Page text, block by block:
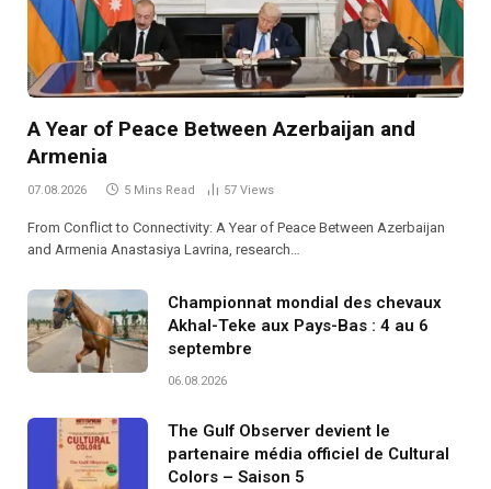
A Year of Peace Between Azerbaijan and
Armenia
07.08.2026 5 Mins Read 57 Views
From Conflict to Connectivity: A Year of Peace Between Azerbaijan
and Armenia Anastasiya Lavrina, research…
Championnat mondial des chevaux
Akhal-Teke aux Pays-Bas : 4 au 6
septembre
06.08.2026
The Gulf Observer devient le
partenaire média officiel de Cultural
Colors – Saison 5